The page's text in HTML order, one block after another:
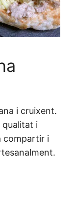
i cruixent.
qualitat i
compartir i